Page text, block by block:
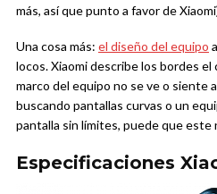
más, así que punto a favor de
Una cosa más: el diseño del equipo
locos. Xiaomi describe los bordes
marco del equipo no se ve o siente
buscando pantallas curvas o un
pantalla sin límites, puede que este
Especificaciones